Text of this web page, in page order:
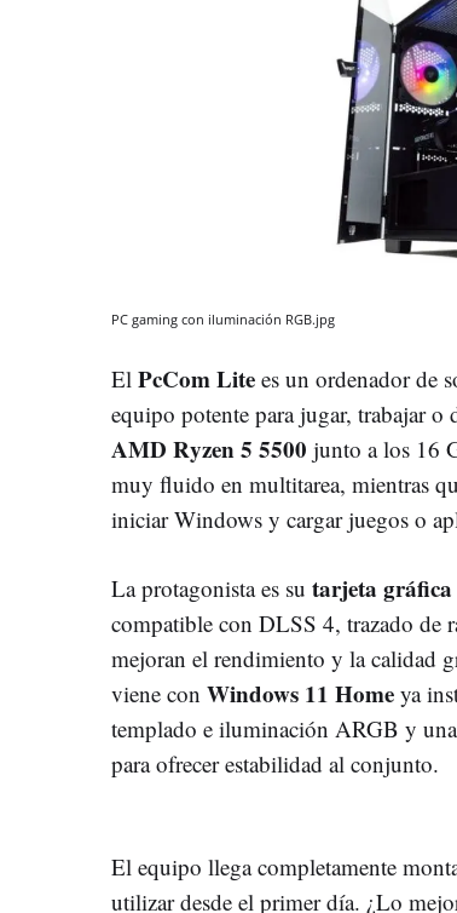
PC gaming con iluminación RGB.jpg
El PcCom Lite es un ordenador de
equipo potente para jugar, trabajar
AMD Ryzen 5 5500 junto a los 16
muy fluido en multitarea, mientras
iniciar Windows y cargar juegos o
La protagonista es su tarjeta
compatible con DLSS 4, trazado de
mejoran el rendimiento y la calidad
viene con Windows 11 Home ya
templado e iluminación ARGB y
para ofrecer estabilidad al conjunto.
El equipo llega completamente
utilizar desde el primer día. ¿Lo